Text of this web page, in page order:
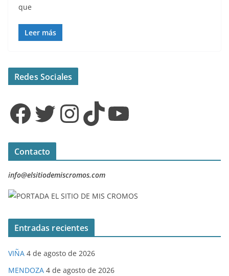
que
Leer más
Redes Sociales
Facebook Twitter InstagramTikTok YouTube
Contacto
info@elsitiodemiscromos.com
Entradas recientes
VIÑA 4 de agosto de 2026
MENDOZA 4 de agosto de 2026